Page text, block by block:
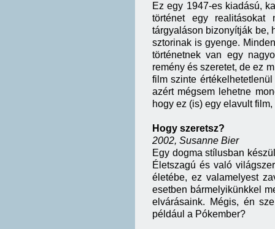
Ez egy 1947-es kiadású,
történet egy realitásokat
tárgyaláson bizonyítják be,
sztorinak is gyenge.
történetnek van egy
remény és szeretet, de ez
film szinte
azért mégsem lehetne
hogy ez (is) egy elavult
Hogy szeretsz?
2002, Susanne Bier
Egy dogma stílusban
Életszagú és való
életébe, ez valamelyest
esetben bármelyikünkkel
elvárásaink. Mégis, én
például a Pókember?